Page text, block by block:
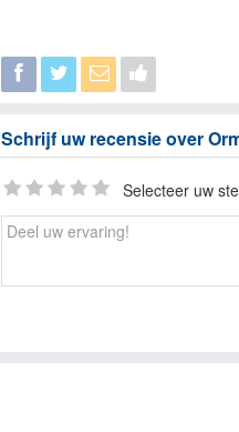
Schrijf uw recensie over
Selecteer uw